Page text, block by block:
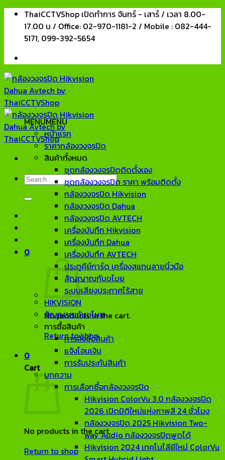
Skip
content
ThaiCCTVShop เปิดทำการ จันทร์ - เสาร์ / เวลา 8.00-
17.00 น / Office: 02-970-1181-2 / Mobile : 082-444-
5171, 099-392-5654
Search
0
No products in the cart.
Return to shop
0
Cart
No products in the cart.
Return to shop
MENUMENU
หน้าแรก
ราคากล้องวงจรปิด
สินค้าทั้งหมด
ชุดกล้องวงจรปิดติดตั้งเอง
ชุดกล้องวงจรปิด ราคา พร้อมติดตั้ง
กล้องวงจรปิด Hikvision
กล้องวงจรปิด Dahua
กล้องวงจรปิด AVTECH
เครื่องบันทึก Hikvision
เครื่องบันทึก Dahua
เครื่องบันทึก AVTECH
ประตูคีย์การ์ด เครื่องสแกนลายนิ้วมือ
สัญญาณกันขโมย
ระบบเสียงประกาศไร้สาย
HIKVISION
สัญญาณกันขโมย
การซื้อสินค้า
การสั่งซื้อสินค้า
แจ้งโอนเงิน
การรับประกันสินค้า
บทความ
การเลือกซื้อกล้องวงจรปิด
Hikvision ColorVu 3.0 กล้องวงจรปิด
2026 เปิดมิติใหม่แห่งภาพสี 24 ชั่วโมง
กล้องวงจรปิด 2025 Hikvision Two-
way Audio กล้องวงจรปิดพูดได้
Hikvision 2024 เทคโนโลียีใหม่ ColorVu